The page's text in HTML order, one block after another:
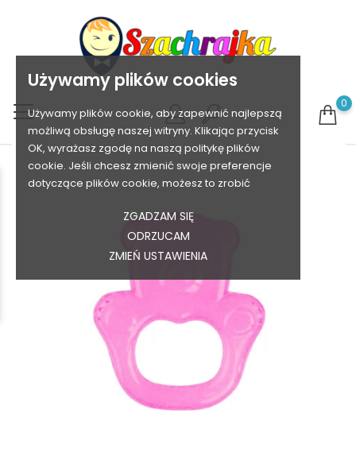
Używamy plików cookies
Używamy plików cookie, aby zapewnić najlepszą
możliwą obsługę naszej witryny. Klikając przycisk
OK, wyrażasz zgodę na naszą politykę plików
cookie. Jeśli chcesz zmienić swoje preferencje
dotyczące plików cookie, możesz to zrobić
ZGADZAM SIĘ
ODRZUCAM
ZMIEŃ USTAWIENIA
0